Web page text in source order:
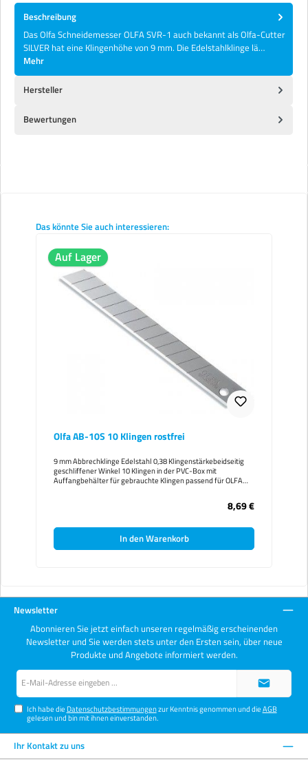
Beschreibung
Das Olfa Schneidemesser OLFA SVR-1 auch bekannt als Olfa-Cutter
SILVER hat eine Klingenhöhe von 9 mm. Die Edelstahlklinge lä…
Mehr
Hersteller
Bewertungen
Produktgalerie überspringen
Das könnte Sie auch interessieren:
Auf Lager
Olfa AB-10S 10 Klingen rostfrei
9 mm Abbrechklinge Edelstahl 0,38 Klingenstärkebeidseitig
geschliffener Winkel 10 Klingen in der PVC-Box mit
Auffangbehälter für gebrauchte Klingen passend für OLFA
8,69 €
In den Warenkorb
Newsletter
Abonnieren Sie jetzt einfach unseren regelmäßig erscheinenden
Newsletter und Sie werden stets unter den Ersten sein, über neue
Produkte und Angebote informiert werden.
Ich habe die Datenschutzbestimmungenzur Kenntnis genommen und dieAGB
gelesen und bin mit ihnen einverstanden.
Ihr Kontakt zu uns